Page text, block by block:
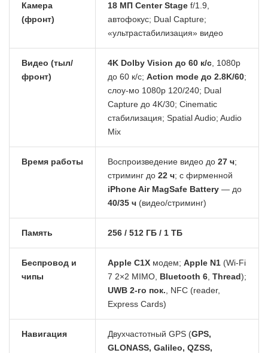
Камера
(фронт)
18 МП Center Stage f/1.9,
автофокус; Dual Capture;
«ультрастабилизация» видео
Видео (тыл/
фронт)
4K Dolby Vision до 60 к/с , 1080p
до 60 к/с; Action mode до 2.8K/60;
слоу-мо 1080p 120/240; Dual
Capture до 4K/30; Cinematic
стабилизация; Spatial Audio; Audio
Mix
Время работы Воспроизведение видео до 27 ч;
стриминг до 22 ч; с фирменной
iPhone Air MagSafe Battery — до
40/35 ч (видео/стриминг)
Память 256 / 512 ГБ / 1 ТБ
Беспровод и
чипы
Apple C1X модем; Apple N1 (Wi-Fi
7 2×2 MIMO, Bluetooth 6 Thread);
UWB 2-го пок. , NFC (reader,
Express Cards)
Навигация Двухчастотный GPS (GPS,
GLONASS, Galileo, QZSS,